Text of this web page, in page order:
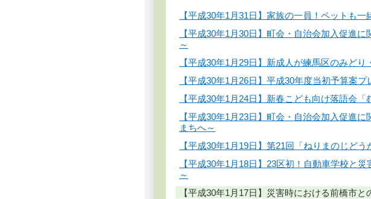
【平成30年1月31日】家族の一員！ペットも
【平成30年1月30日】町会・自治会加入促進
～
【平成30年1月29日】新成人が練馬区のみど
【平成30年1月26日】平成30年度当初予算案
【平成30年1月24日】新春こども向け落語会
【平成30年1月23日】町会・自治会加入促進
まちへ～
【平成30年1月19日】第21回「ねりまのじど
【平成30年1月18日】23区初！自動車学校と
～
【平成30年1月17日】災害時における前橋市